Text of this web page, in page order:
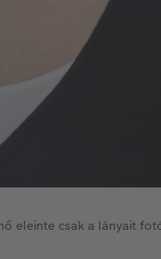
eleinte csak a lányait